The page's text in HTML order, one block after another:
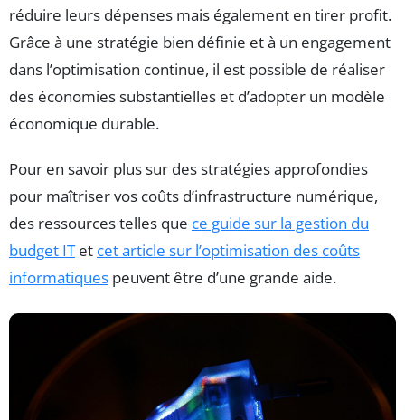
réduire leurs dépenses mais également en tirer profit.
Grâce à une stratégie bien définie et à un engagement
dans l’optimisation continue, il est possible de réaliser
des économies substantielles et d’adopter un modèle
économique durable.
Pour en savoir plus sur des stratégies approfondies
pour maîtriser vos coûts d’infrastructure numérique,
des ressources telles que ce guide sur la gestion du
budget ITet cet article sur l’optimisation des coûts
informatiques peuvent être d’une grande aide.